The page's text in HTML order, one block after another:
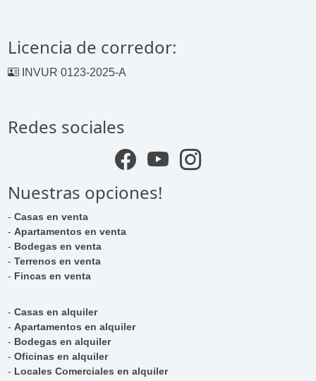
Licencia de corredor:
INVUR 0123-2025-A
Redes sociales
Nuestras opciones!
-Casas en venta
-Apartamentos en venta
- Bodegas en venta
-Terrenos en venta
- Fincas en venta
-Casas en alquiler
-Apartamentos en alquiler
- Bodegas en alquiler
-Oficinas en alquiler
- Locales Comerciales en alquiler